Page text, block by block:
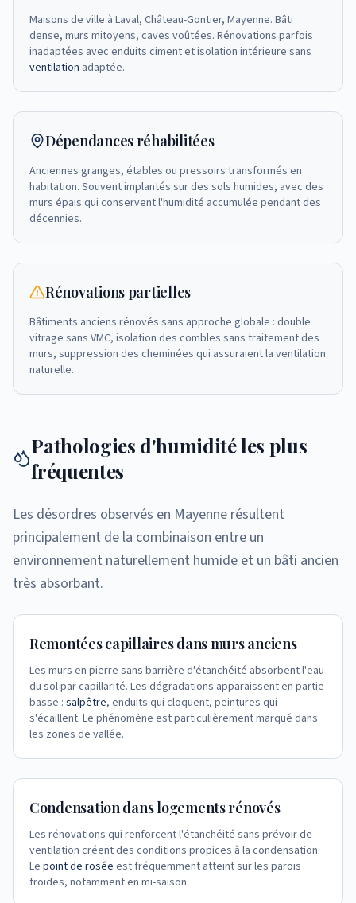
Maisons de ville à Laval, Château-Gontier, Mayenne. Bâti
dense, murs mitoyens, caves voûtées. Rénovations parfois
inadaptées avec enduits ciment et isolation intérieure sans
ventilation adaptée.
Dépendances réhabilitées
Anciennes granges, étables ou pressoirs transformés en
habitation. Souvent implantés sur des sols humides, avec des
murs épais qui conservent l'humidité accumulée pendant des
décennies.
Rénovations partielles
Bâtiments anciens rénovés sans approche globale : double
vitrage sans VMC, isolation des combles sans traitement des
murs, suppression des cheminées qui assuraient la ventilation
naturelle.
Pathologies d'humidité les plus
fréquentes
Les désordres observés en Mayenne résultent
principalement de la combinaison entre un
environnement naturellement humide et un bâti ancien
très absorbant.
Remontées capillaires dans murs anciens
Les murs en pierre sans barrière d'étanchéité absorbent l'eau
du sol par capillarité. Les dégradations apparaissent en partie
basse : salpêtre, enduits qui cloquent, peintures qui
s'écaillent. Le phénomène est particulièrement marqué dans
les zones de vallée.
Condensation dans logements rénovés
Les rénovations qui renforcent l'étanchéité sans prévoir de
ventilation créent des conditions propices à la condensation.
Le point de rosée est fréquemment atteint sur les parois
froides, notamment en mi-saison.